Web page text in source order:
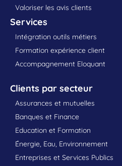
Valoriser les avis clients
Services
Intégration outils métiers
Formation expérience client
Accompagnement Eloquant
Clients par secteur
Assurances et mutuelles
Banques et Finance
Education et Formation
Énergie, Eau, Environnement
Entreprises et Services Publics